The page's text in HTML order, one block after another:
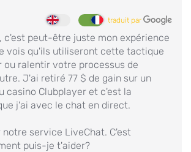
traduit par
c'est peut-être juste mon expérience
vois qu'ils utiliseront cette tactique
ou ralentir votre processus de
J'ai retiré 77 $ de gain sur un
casino Clubplayer et c'est la
j'ai avec le chat en direct.
service LiveChat. C'est
puis-je t'aider?